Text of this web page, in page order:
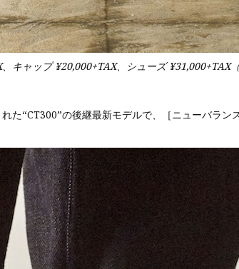
キャップ ¥20,000+TAX、シューズ ¥31,000+TAX
た“CT300”の後継最新モデルで、［ニューバラ